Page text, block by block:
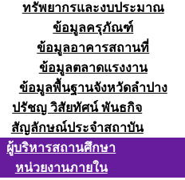
ทรัพยากรและงบประมาณ
ข้อมูลครุภัณฑ์
ข้อมูลอาคารสถานที่
ข้อมูลตลาดแรงงาน
ข้อมูลพื้นฐานจังหวัดลำปาง
ปรัชญ วิสัยทัศน์ พันธกิจ
สัญลักษณ์ประจำสถาบัน
ผู้บริหารสถานศึกษา
หน่วยงานภายใน